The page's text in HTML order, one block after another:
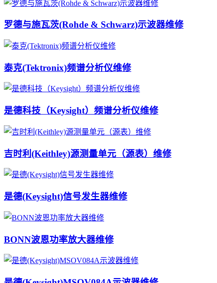
罗德与施瓦茨(Rohde & Schwarz)示波器维修
泰克(Tektronix)频谱分析仪维修
是德科技（Keysight）频谱分析仪维修
吉时利(Keithley)源测量单元（源表）维修
是德(Keysight)信号发生器维修
BONN波恩功率放大器维修